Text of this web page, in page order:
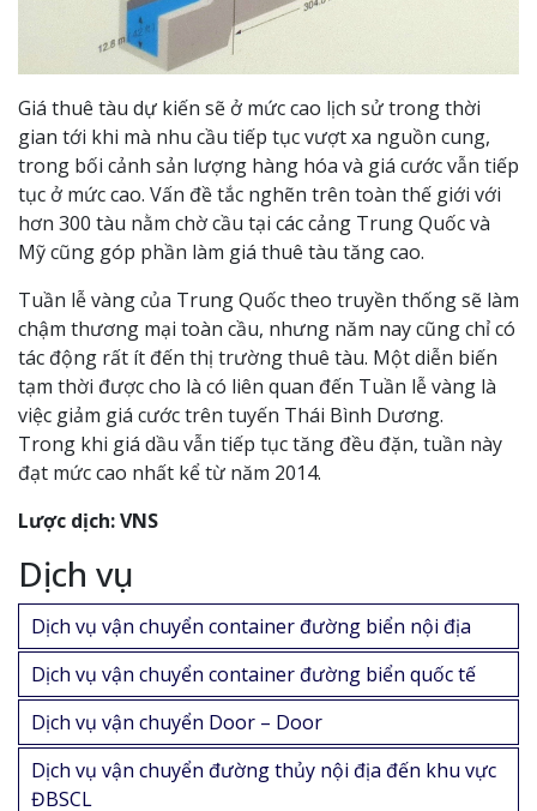
Giá thuê tàu dự kiến sẽ ở mức cao lịch sử trong thời
gian tới khi mà nhu cầu tiếp tục vượt xa nguồn cung,
trong bối cảnh sản lượng hàng hóa và giá cước vẫn tiếp
tục ở mức cao. Vấn đề tắc nghẽn trên toàn thế giới với
hơn 300 tàu nằm chờ cầu tại các cảng Trung Quốc và
Mỹ cũng góp phần làm giá thuê tàu tăng cao.
Tuần lễ vàng của Trung Quốc theo truyền thống sẽ làm
chậm thương mại toàn cầu, nhưng năm nay cũng chỉ có
tác động rất ít đến thị trường thuê tàu. Một diễn biến
tạm thời được cho là có liên quan đến Tuần lễ vàng là
việc giảm giá cước trên tuyến Thái Bình Dương.
Trong khi giá dầu vẫn tiếp tục tăng đều đặn, tuần này
đạt mức cao nhất kể từ năm 2014.
Lược dịch: VNS
Dịch vụ
Dịch vụ vận chuyển container đường biển nội địa
Dịch vụ vận chuyển container đường biển quốc tế
Dịch vụ vận chuyển Door – Door
Dịch vụ vận chuyển đường thủy nội địa đến khu vực
ĐBSCL